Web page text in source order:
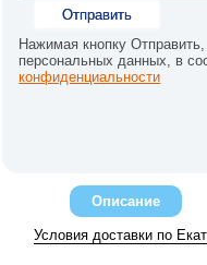
Отправить
Нажимая кнопку
персональных данных, в
конфиденциальности
Описание
Условия доставки по